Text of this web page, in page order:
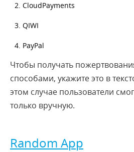
CloudPayments
QIWI
PayPal
Чтобы получать
способами, укажите это в
этом случае пользователи
только вручную.
Random App